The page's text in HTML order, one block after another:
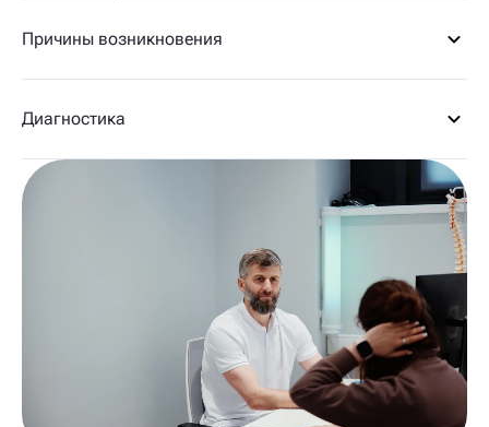
Причины возникновения
Диагностика